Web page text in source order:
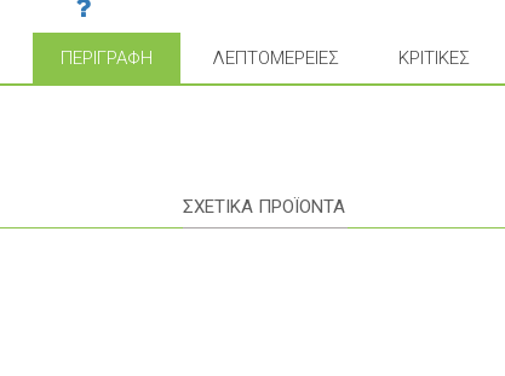
ΠΕΡΙΓΡΑΦΉ ΛΕΠΤΟΜΈΡΕΙΕΣ ΚΡΙΤΙΚΈΣ
ΣΧΕΤΙΚΑ ΠΡΟΪΟΝΤΑ